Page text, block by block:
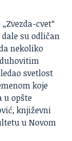
cvet“
su odličan
nekoliko
svetlost
koje
u opšte
književni
u Novom